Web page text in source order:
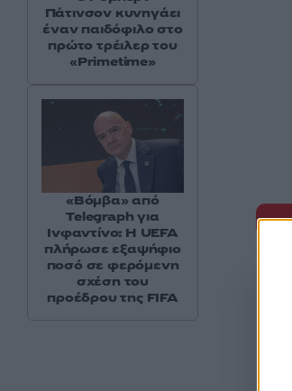
Πάτινσον κυνηγάει
έναν παιδόφιλο στο
πρώτο τρέιλερ του
«Primetime»
«Βόμβα» από
Telegraph για
Ινφαντίνο: Η UEFA
πλήρωσε εξαψήφιο
ποσό σε φερόμενη
σχέση του
προέδρου της FIFA